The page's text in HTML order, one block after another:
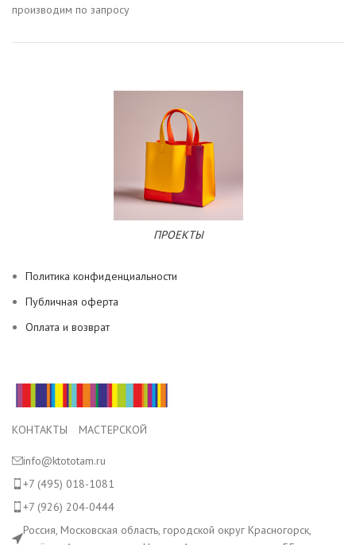
производим по запросу
ПРОЕКТЫ
Политика конфиденциальности
Публичная оферта
Оплата и возврат
КОНТАКТЫ МАСТЕРСКОЙ
info@ktototam.ru
+7 (495) 018-1081
+7 (926) 204-0444
Россия, Московская область, городской округ Красногорск,